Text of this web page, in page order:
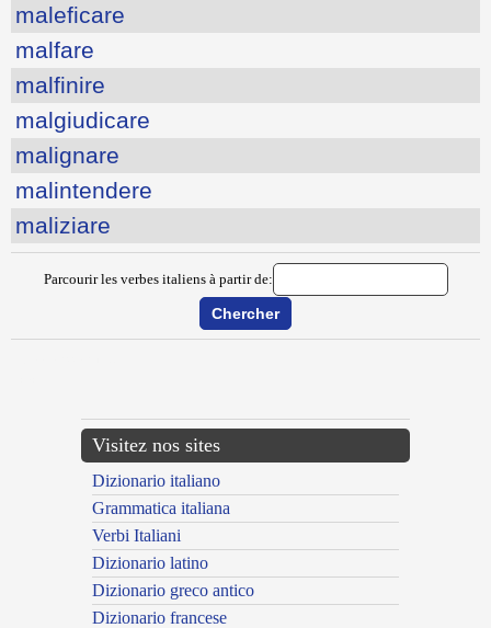
maleficare
malfare
malfinire
malgiudicare
malignare
malintendere
maliziare
Parcourir les verbes italiens à partir de:
Visitez nos sites
Dizionario italiano
Grammatica italiana
Verbi Italiani
Dizionario latino
Dizionario greco antico
Dizionario francese